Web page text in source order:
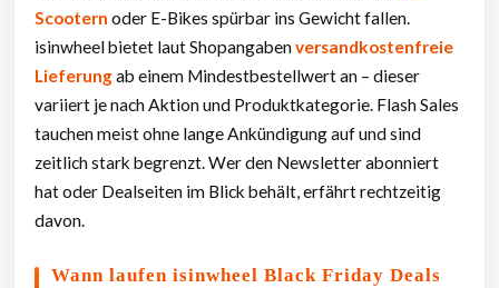
Scootern oder E-Bikes spürbar ins Gewicht fallen.
isinwheel bietet laut Shopangabenversandkostenfreie
Lieferungab einem Mindestbestellwert an – dieser
variiert je nach Aktion und Produktkategorie. Flash Sales
tauchen meist ohne lange Ankündigung auf und sind
zeitlich stark begrenzt. Wer den Newsletter abonniert
hat oder Dealseiten im Blick behält, erfährt rechtzeitig
davon.
Wann laufen isinwheel Black Friday Deals